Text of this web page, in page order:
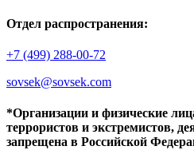
Отдел распространения:
+7 (499) 288-00-72
sovsek@sovsek.com
*Организации и физические
террористов и экстремистов,
запрещена в Российской